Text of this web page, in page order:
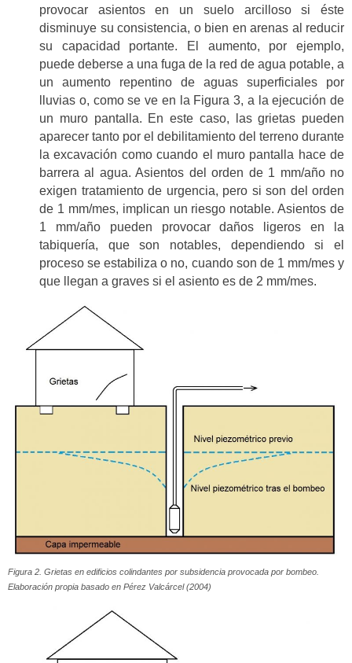
provocar asientos en un suelo arcilloso si éste
disminuye su consistencia, o bien en arenas al reducir
su capacidad portante. El aumento, por ejemplo,
puede deberse a una fuga de la red de agua potable, a
un aumento repentino de aguas superficiales por
lluvias o, como se ve en la Figura 3, a la ejecución de
un muro pantalla. En este caso, las grietas pueden
aparecer tanto por el debilitamiento del terreno durante
la excavación como cuando el muro pantalla hace de
barrera al agua. Asientos del orden de 1 mm/año no
exigen tratamiento de urgencia, pero si son del orden
de 1 mm/mes, implican un riesgo notable. Asientos de
1 mm/año pueden provocar daños ligeros en la
tabiquería, que son notables, dependiendo si el
proceso se estabiliza o no, cuando son de 1 mm/mes y
que llegan a graves si el asiento es de 2 mm/mes.
Figura 2. Grietas en edificios colindantes por subsidencia provocada por bombeo.
Elaboración propia basado en Pérez Valcárcel (2004)